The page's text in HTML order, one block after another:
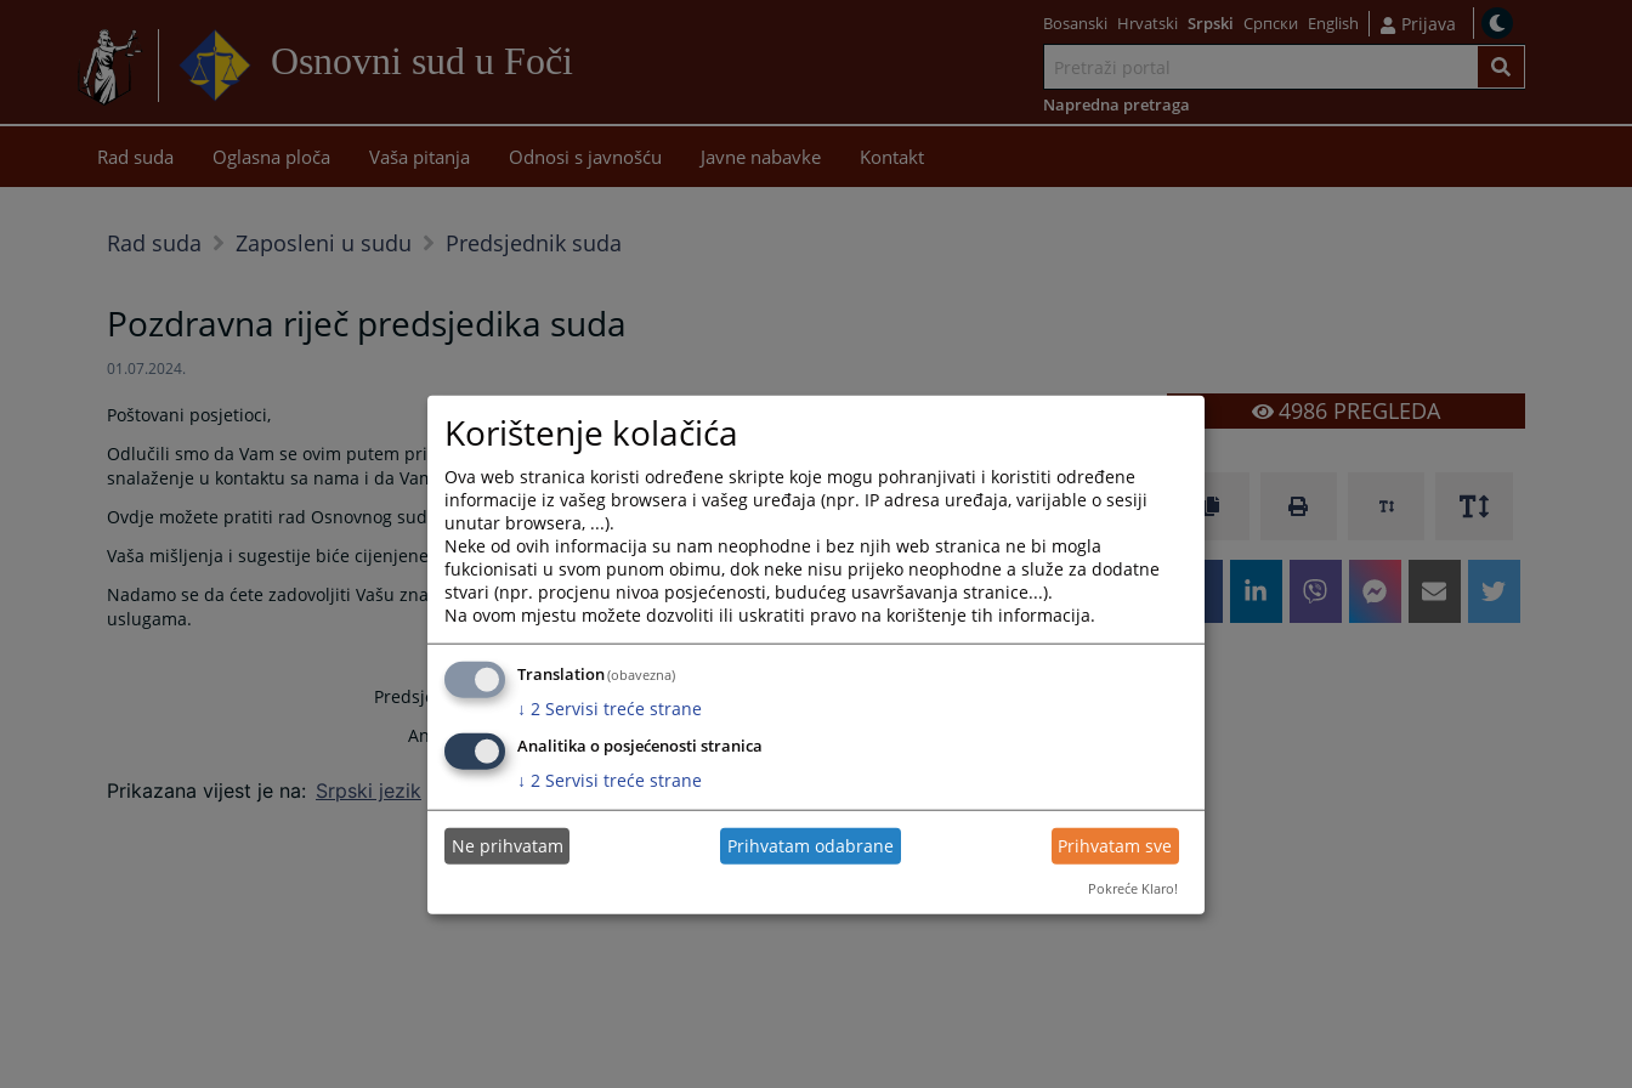
Osnovni sud u Foči
sadržaj
Bosanski Hrvatski Srpski Српски English Prijava
Napredna pretraga
Rad suda Oglasna ploča Vaša pitanja Odnosi s javnošću Javne nabavke Kontakt
Rad suda Zaposleni u sudu Predsjednik suda
Pozdravna riječ predsjedika suda
01.07.2024.
Poštovani posjetioci,
Odlučili smo da Vam se ovim putem približimo u komunikaciji, predstavimo naše djelovanje i usluge, olakšamo
snalaženje u kontaktu sa nama i da Vam približimo pravosuđe koje se često doživljava kao strana i udaljena institucija.
Ovdje možete pratiti rad Osnovnog suda u Foči i informisati se o našim uslugama.
Vaša mišljenja i sugestije biće cijenjene prilikom donošenja odluka o budućem radu suda.
Nadamo se da ćete zadovoljiti Vašu znatiželju i pronaći potrebne informacije, te dobiti potpuniju sliku o našim
uslugama.
Predsjednik Osnovnog suda u Foči
Antonela Jokanović-Janjić
Prikazana vijest je na: Srpski jezik
4986PREGLEDA
Korištenje kolačića
Ova web stranica koristi određene skripte koje mogu pohranjivati i koristiti određene
informacije iz vašeg browsera i vašeg uređaja (npr. IP adresa uređaja, varijable o sesiji
unutar browsera, ...).
Neke od ovih informacija su nam neophodne i bez njih web stranica ne bi mogla
fukcionisati u svom punom obimu, dok neke nisu prijeko neophodne a služe za dodatne
stvari (npr. procjenu nivoa posjećenosti, budućeg usavršavanja stranice...).
Na ovom mjestu možete dozvoliti ili uskratiti pravo na korištenje tih informacija.
Translation(obavezna)
↓ 2 Servisi treće strane
Analitika o posjećenosti stranica
↓ 2 Servisi treće strane
Ne prihvatam Prihvatam odabrane Prihvatam sve
Pokreće Klaro!